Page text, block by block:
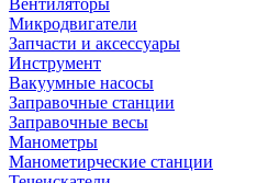
Вентиляторы
Микродвигатели
Запчасти и аксессуары
Инструмент
Вакуумные насосы
Заправочные станции
Заправочные весы
Манометры
Манометирческие станции